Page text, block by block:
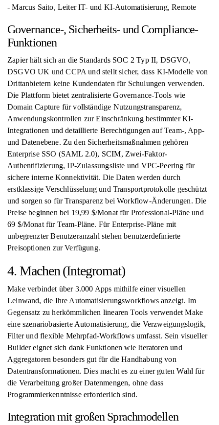
- Marcus Saito, Leiter IT- und KI-Automatisierung, Remote
Governance-, Sicherheits- und Compliance-
Funktionen
Zapier hält sich an die Standards SOC 2 Typ II, DSGVO,
DSGVO UK und CCPA und stellt sicher, dass KI-Modelle von
Drittanbietern keine Kundendaten für Schulungen verwenden.
Die Plattform bietet zentralisierte Governance-Tools wie
Domain Capture für vollständige Nutzungstransparenz,
Anwendungskontrollen zur Einschränkung bestimmter KI-
Integrationen und detaillierte Berechtigungen auf Team-, App-
und Datenebene. Zu den Sicherheitsmaßnahmen gehören
Enterprise SSO (SAML 2.0), SCIM, Zwei-Faktor-
Authentifizierung, IP-Zulassungsliste und VPC-Peering für
sichere interne Konnektivität. Die Daten werden durch
erstklassige Verschlüsselung und Transportprotokolle geschützt
und sorgen so für Transparenz bei Workflow-Änderungen. Die
Preise beginnen bei 19,99 $/Monat für Professional-Pläne und
69 $/Monat für Team-Pläne. Für Enterprise-Pläne mit
unbegrenzter Benutzeranzahl stehen benutzerdefinierte
Preisoptionen zur Verfügung.
4. Machen (Integromat)
Make verbindet über 3.000 Apps mithilfe einer visuellen
Leinwand, die Ihre Automatisierungsworkflows anzeigt. Im
Gegensatz zu herkömmlichen linearen Tools verwendet Make
eine szenariobasierte Automatisierung, die Verzweigungslogik,
Filter und flexible Mehrpfad-Workflows umfasst. Sein visueller
Builder eignet sich dank Funktionen wie Iteratoren und
Aggregatoren besonders gut für die Handhabung von
Datentransformationen. Dies macht es zu einer guten Wahl für
die Verarbeitung großer Datenmengen, ohne dass
Programmierkenntnisse erforderlich sind.
Integration mit großen Sprachmodellen